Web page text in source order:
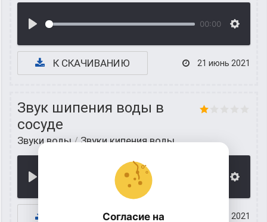
00:00
К СКАЧИВАНИЮ 21 июнь 2021
Звук шипения воды в
сосуде
Звуки воды/Звуки кипения воды
К СКАЧИВАНИЮ 20 июнь 2021
Согласие на